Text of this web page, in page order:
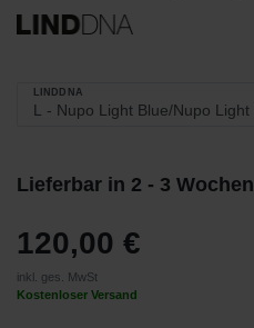
LINDDNA
Lieferbar in 2 - 3 Wochen
120,00 €
inkl. ges. MwSt
Kostenloser Versand